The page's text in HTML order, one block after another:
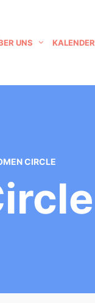
UNS KALENDER
CIRCLE